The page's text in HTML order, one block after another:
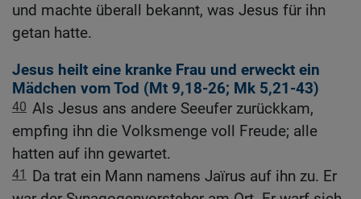
und machte überall bekannt, was Jesus für ihn
getan hatte.
Jesus heilt eine kranke Frau und erweckt ein
Mädchen vom Tod (Mt 9,18-26; Mk 5,21-43)
40 Als Jesus ans andere Seeufer zurückkam,
empfing ihn die Volksmenge voll Freude; alle
hatten auf ihn gewartet.
41 Da trat ein Mann namens Jaïrus auf ihn zu. Er